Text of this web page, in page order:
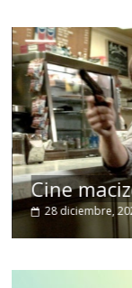
Cine
28 diciembre,